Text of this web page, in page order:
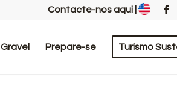
Contacte-nos aqui
Gravel Prepare-se Turismo